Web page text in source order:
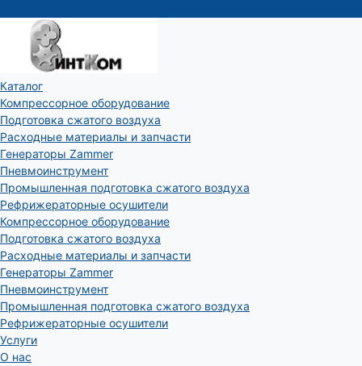
Каталог
Компрессорное оборудование
Подготовка сжатого воздуха
Расходные материалы и запчасти
Генераторы Zammer
Пневмоинструмент
Промышленная подготовка сжатого воздуха
Рефрижераторные осушители
Компрессорное оборудование
Подготовка сжатого воздуха
Расходные материалы и запчасти
Генераторы Zammer
Пневмоинструмент
Промышленная подготовка сжатого воздуха
Рефрижераторные осушители
Услуги
О нас